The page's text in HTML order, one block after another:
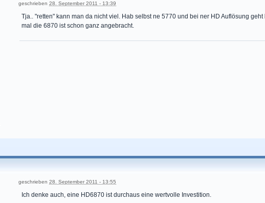
geschrieben 28. September 2011 - 13:39
Tja.. "retten" kann man da nicht viel. Hab selbst ne 5770 und bei ner HD Auflösung
mal die 6870 ist schon ganz angebracht.
geschrieben 28. September 2011 - 13:55
Ich denke auch, eine HD6870 ist durchaus eine wertvolle Investition.